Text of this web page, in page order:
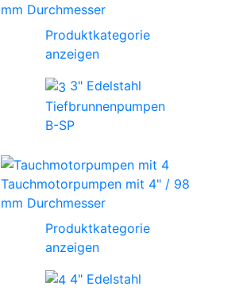
mm Durchmesser
Produktkategorie
anzeigen
3" Edelstahl
Tiefbrunnenpumpen
B-SP
Tauchmotorpumpen mit 4" / 98
mm Durchmesser
Produktkategorie
anzeigen
4" Edelstahl